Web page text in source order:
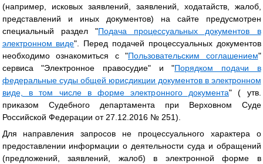
(например, исковых заявлений, заявлений, ходатайств, жалоб,
представлений и иных документов) на сайте предусмотрен
специальный раздел "Подача процессуальных документов в
электронном виде". Перед подачей процессуальных документов
необходимо ознакомиться с "Пользовательским соглашением"
сервиса "Электронное правосудие" и "Порядком подачи в
федеральные суды общей юрисдикции документов в электронном
виде, в том числе в форме электронного документа" ( утв.
приказом Судебного департамента при Верховном Суде
Российской Федерации от 27.12.2016 № 251).
Для направления запросов не процессуального характера о
предоставлении информации о деятельности суда и обращений
(предложений, заявлений, жалоб) в электронной форме в